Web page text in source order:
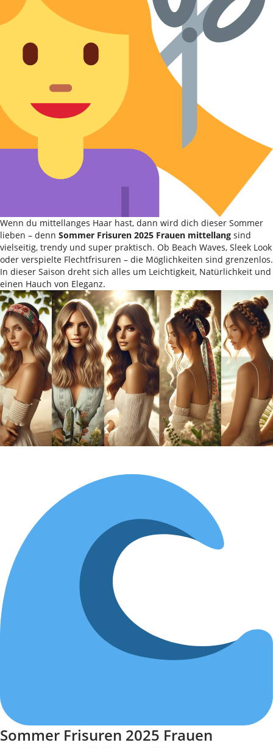
Wenn du mittellanges Haar hast, dann wird dich dieser Sommer
lieben – denn Sommer Frisuren 2025 Frauen mittellang sind
vielseitig, trendy und super praktisch. Ob Beach Waves, Sleek Look
oder verspielte Flechtfrisuren – die Möglichkeiten sind grenzenlos.
In dieser Saison dreht sich alles um Leichtigkeit, Natürlichkeit und
einen Hauch von Eleganz.
Sommer Frisuren 2025 Frauen